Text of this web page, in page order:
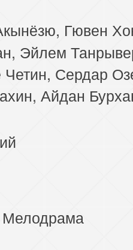
139 серия
143 серия
Гювен
Эйлем
Сердар
Айдан
Мелодрама